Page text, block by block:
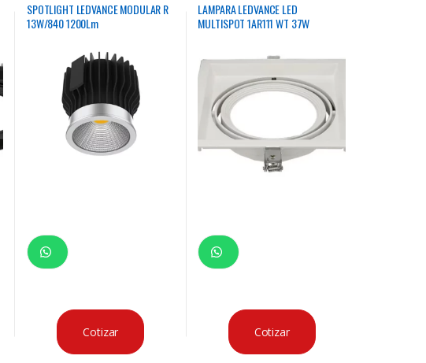
SPOTLIGHT LEDVANCE MODULAR R
13W/840 1200Lm
Cotizar
LAMPARA LEDVANCE LED
MULTISPOT 1AR111 WT 37W
Cotizar